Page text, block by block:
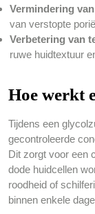
Vermindering
van verstopte
Verbetering van
ruwe huidtextuur
Hoe werkt
Tijdens een
gecontroleerde
Dit zorgt voor een
dode huidcellen
roodheid of
binnen enkele